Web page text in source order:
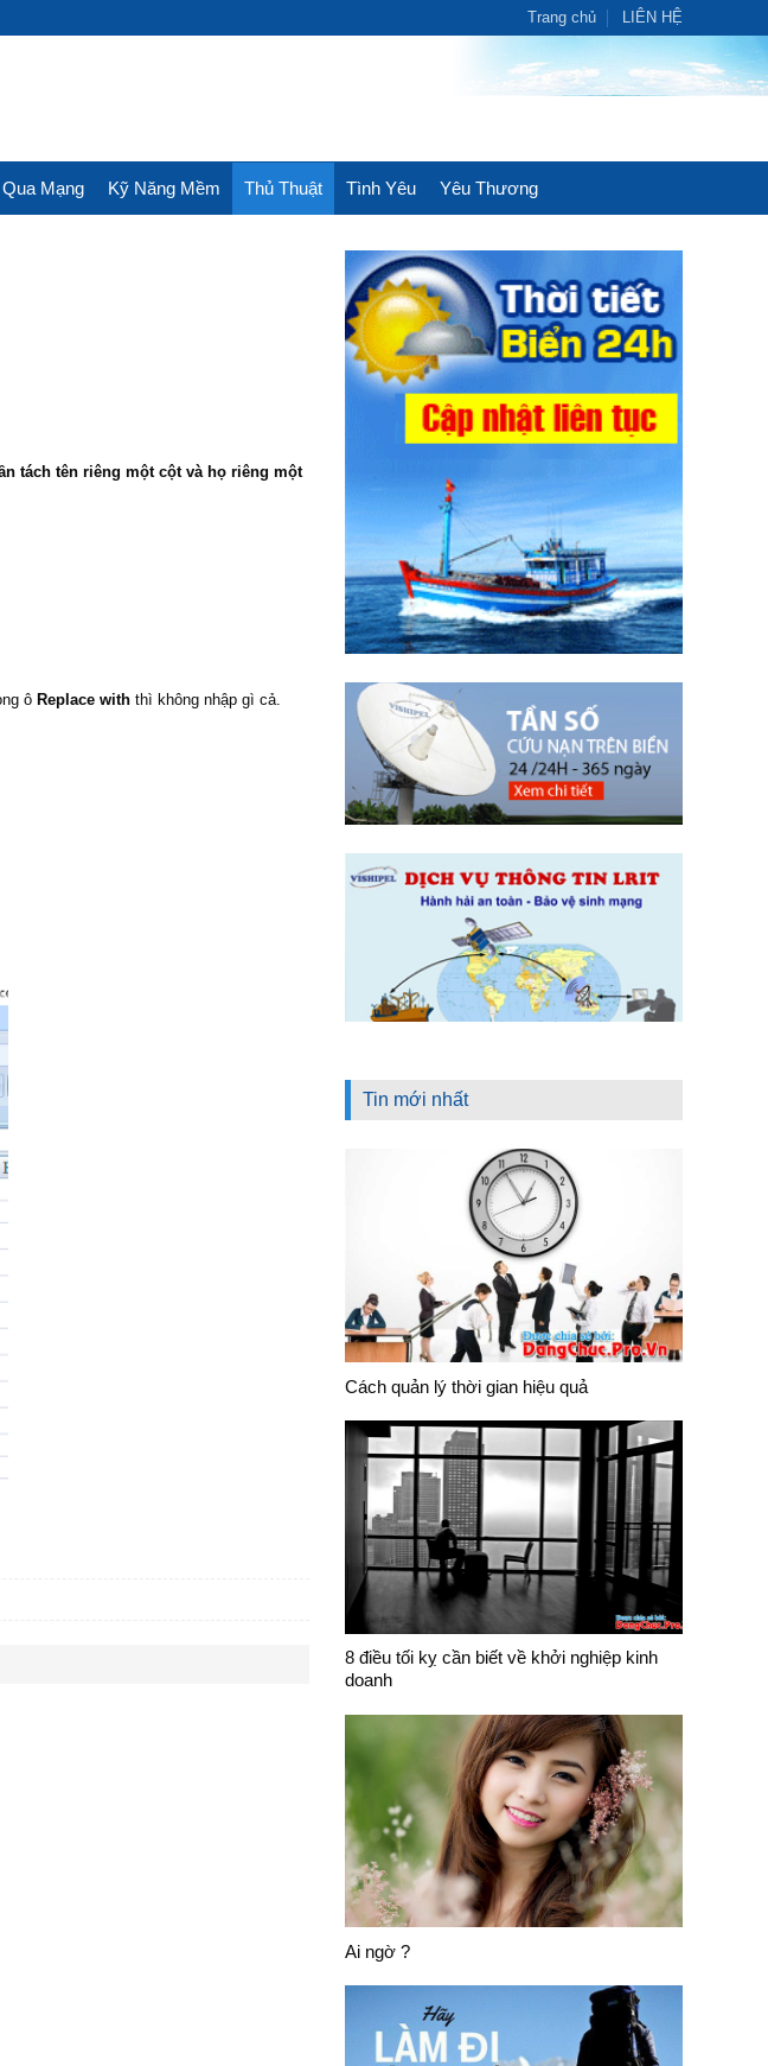
Trang chủ LIÊN HỆ
Mạng Kỹ Năng Mềm Thủ Thuật Tình Yêu Yêu Thương
tách tên riêng một cột và họ riêng một
ô Replace with thì không nhập gì cả.
Tin mới nhất
Cách quản lý thời gian hiệu quả
8 điều tối kỵ cần biết về khởi nghiệp kinh
doanh
Ai ngờ ?